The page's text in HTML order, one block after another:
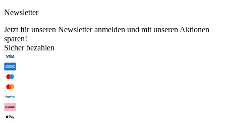
Newsletter
Jetzt für unseren Newsletter anmelden und mit unseren Aktionen
sparen!
Sicher bezahlen